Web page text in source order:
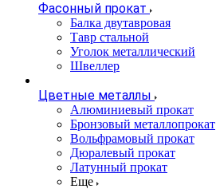
Фасонный прокат
Балка двутавровая
Тавр стальной
Уголок металлический
Швеллер
Цветные металлы
Алюминиевый прокат
Бронзовый металлопрокат
Вольфрамовый прокат
Дюралевый прокат
Латунный прокат
Еще